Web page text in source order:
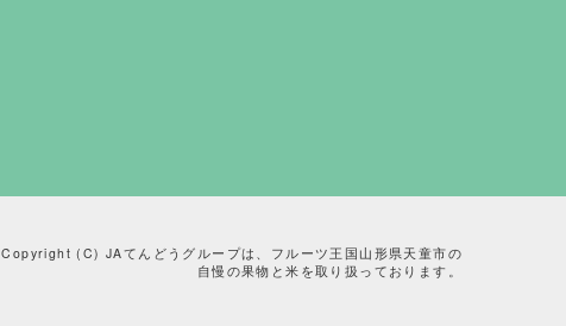
Copyright (C) JAてんどうグループは、フルーツ王国山形県天童市の
自慢の果物と米を取り扱っております。